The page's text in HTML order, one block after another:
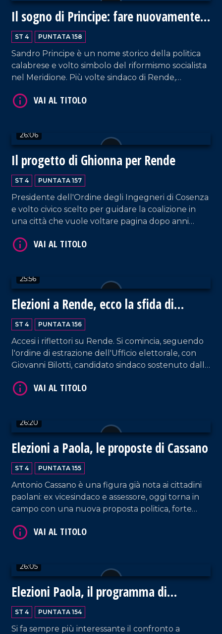
Il sogno di Principe: fare nuovamente
grande Rende
ST 4 PUNTATA 158
Sandro Principe è un nome storico della politica
calabrese e volto simbolo del riformismo socialista
nel Meridione. Più volte sindaco di Rende,
alla guida della città con l'ambizione di riannodare
26:06
Il progetto di Ghionna per Rende
ST 4 PUNTATA 157
Presidente dell'Ordine degli Ingegneri di Cosenza
e volto civico scelto per guidare la coalizione in
una città che vuole voltare pagina dopo anni
scopriamo le sue idee ed il suo progetto per
25:56
Elezioni a Rende, ecco la sfida di
Giovanni Bilotti
ST 4 PUNTATA 156
Accesi i riflettori su Rende. Si comincia, seguendo
l'ordine di estrazione dell'Ufficio elettorale, con
Giovanni Bilotti, candidato sindaco sostenuto dalla
e diverse liste civiche, espressione di una proposta
26:20
Elezioni a Paola, le proposte di Cassano
ST 4 PUNTATA 155
Antonio Cassano è una figura già nota ai cittadini
paolani: ex vicesindaco e assessore, oggi torna in
campo con una nuova proposta politica, forte
di responsabilità. La sua è una candidatura che
concretezza.
26:05
Elezioni Paola, il programma di
Signorelli
ST 4 PUNTATA 154
Si fa sempre più interessante il confronto a
VAI AL TITOLO
VAI AL TITOLO
VAI AL TITOLO
VAI AL TITOLO
VAI AL TITOLO